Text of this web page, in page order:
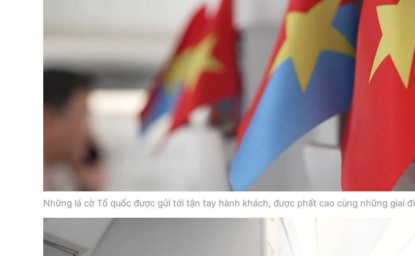
Những lá cờ Tổ quốc được gửi tới tận tay hành khách, được phất cao cùng những giai